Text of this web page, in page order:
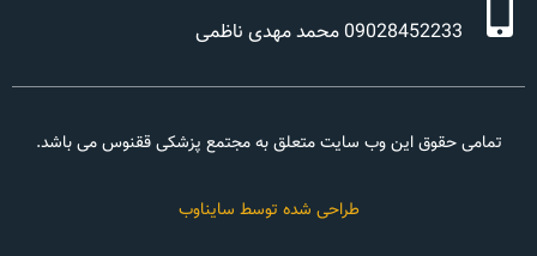
09028452233 محمد مهدی ناظمی
تمامی حقوق این وب سایت متعلق به مجتمع پزشکی ققنوس می باشد.
طراحی شده توسط سایناوب